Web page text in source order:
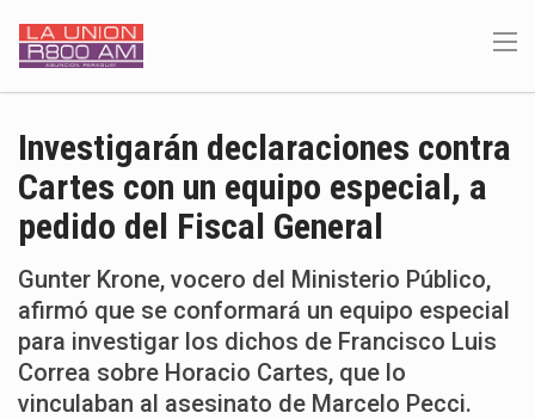
Investigarán declaraciones contra
Cartes con un equipo especial, a
pedido del Fiscal General
Gunter Krone, vocero del Ministerio Público,
afirmó que se conformará un equipo especial
para investigar los dichos de Francisco Luis
Correa sobre Horacio Cartes, que lo
vinculaban al asesinato de Marcelo Pecci.